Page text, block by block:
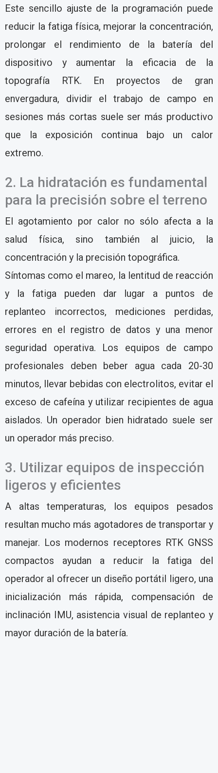
Este sencillo ajuste de la programación puede
reducir la fatiga física, mejorar la concentración,
prolongar el rendimiento de la batería del
dispositivo y aumentar la eficacia de la
topografía RTK. En proyectos de gran
envergadura, dividir el trabajo de campo en
sesiones más cortas suele ser más productivo
que la exposición continua bajo un calor
extremo.
2. La hidratación es fundamental
para la precisión sobre el terreno
El agotamiento por calor no sólo afecta a la
salud física, sino también al juicio, la
concentración y la precisión topográfica.
Síntomas como el mareo, la lentitud de reacción
y la fatiga pueden dar lugar a puntos de
replanteo incorrectos, mediciones perdidas,
errores en el registro de datos y una menor
seguridad operativa. Los equipos de campo
profesionales deben beber agua cada 20-30
minutos, llevar bebidas con electrolitos, evitar el
exceso de cafeína y utilizar recipientes de agua
aislados. Un operador bien hidratado suele ser
un operador más preciso.
3. Utilizar equipos de inspección
ligeros y eficientes
A altas temperaturas, los equipos pesados
resultan mucho más agotadores de transportar y
manejar. Los modernos receptores RTK GNSS
compactos ayudan a reducir la fatiga del
operador al ofrecer un diseño portátil ligero, una
inicialización más rápida, compensación de
inclinación IMU, asistencia visual de replanteo y
mayor duración de la batería.